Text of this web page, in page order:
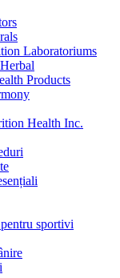
Laboratoriums
Products
Health Inc.
sportivi